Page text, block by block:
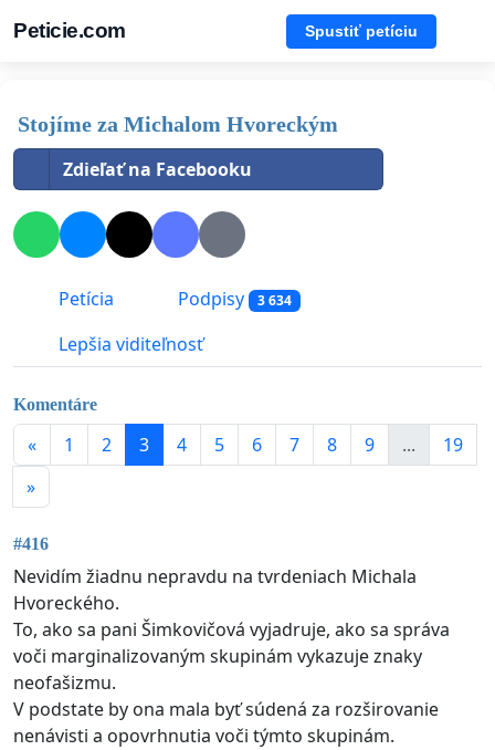
Peticie.com Spustiť petíciu
Stojíme za Michalom Hvoreckým
Zdieľať na Facebooku
Petícia Podpisy 3 634
Lepšia viditeľnosť
Komentáre
« 1 2 3 4 5 6 7 8 9 ...
19
»
#416
Nevidím žiadnu nepravdu na tvrdeniach Michala
Hvoreckého.
To, ako sa pani Šimkovičová vyjadruje, ako sa správa
voči marginalizovaným skupinám vykazuje znaky
neofašizmu.
V podstate by ona mala byť súdená za rozširovanie
nenávisti a opovrhnutia voči týmto skupinám.